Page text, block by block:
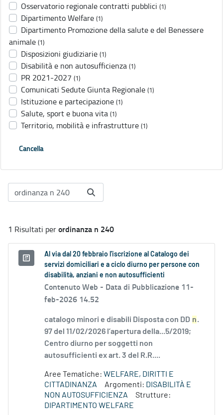
Osservatorio regionale contratti pubblici (1)
Dipartimento Welfare (1)
Dipartimento Promozione della salute e del Benessere
animale (1)
Disposizioni giudiziarie (1)
Disabilità e non autosufficienza (1)
PR 2021-2027 (1)
Comunicati Sedute Giunta Regionale (1)
Istituzione e partecipazione (1)
Salute, sport e buona vita (1)
Territorio, mobilità e infrastrutture (1)
Cancella
1 Risultati perordinanza n 240
Al via dal 20 febbraio l'iscrizione al Catalogo dei
servizi domiciliari e a ciclo diurno per persone con
disabilità, anziani e non autosufficienti
Contenuto Web - Data di Pubblicazione 11-
feb-2026 14.52
catalogo minori e disabili Disposta con DD n.
97 del 11/02/2026 l’apertura della...5/2019;
Centro diurno per soggetti non
autosufficienti ex art. 3 del R.R....
Aree Tematiche: WELFARE, DIRITTI E
CITTADINANZA
Argomenti: DISABILITÀ E
NON AUTOSUFFICIENZA
Strutture:
DIPARTIMENTO WELFARE